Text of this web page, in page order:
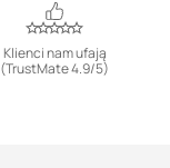
Klienci nam ufają
(TrustMate 4.9/5)